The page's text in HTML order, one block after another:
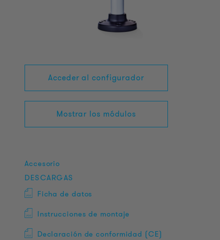
Acceder al configurador
Mostrar los módulos
Accesorio
DESCARGAS
Ficha de datos
Instrucciones de montaje
Declaración de conformidad (CE)